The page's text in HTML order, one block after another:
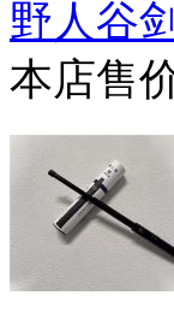
野人谷
本店售